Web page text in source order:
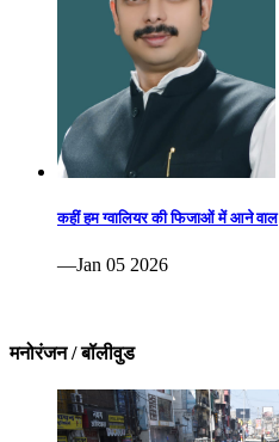
कहीं हम ग्वालियर की फिजाओं में आने वाल
—Jan 05 2026
मनोरंजन / बॉलीवुड